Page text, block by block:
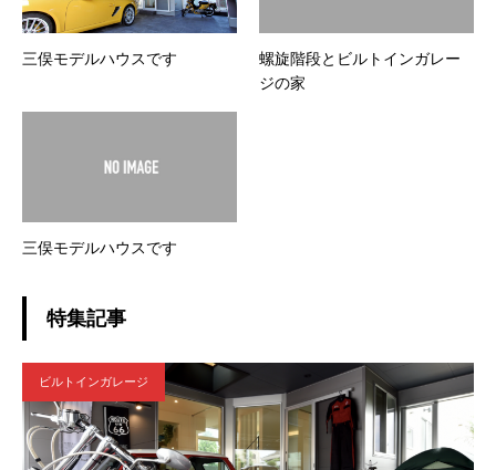
三俣モデルハウスです
螺旋階段とビルトインガレー
ジの家
三俣モデルハウスです
特集記事
ビルトインガレージ